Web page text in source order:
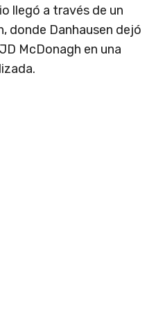
llegó a través de un
donde Danhausen dejó
McDonagh en una